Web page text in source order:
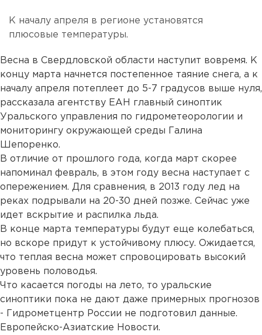
К началу апреля в регионе установятся
плюсовые температуры.
Весна в Свердловской области наступит вовремя. К
концу марта начнется постепенное таяние снега, а к
началу апреля потеплеет до 5-7 градусов выше нуля,
рассказала агентству ЕАН главный синоптик
Уральского управления по гидрометеорологии и
мониторингу окружающей среды Галина
Шепоренко.
В отличие от прошлого года, когда март скорее
напоминал февраль, в этом году весна наступает с
опережением. Для сравнения, в 2013 году лед на
реках подрывали на 20-30 дней позже. Сейчас уже
идет вскрытие и распилка льда.
В конце марта температуры будут еще колебаться,
но вскоре придут к устойчивому плюсу. Ожидается,
что теплая весна может спровоцировать высокий
уровень половодья.
Что касается погоды на лето, то уральские
синоптики пока не дают даже примерных прогнозов
- Гидрометцентр России не подготовил данные.
Европейско-Азиатские Новости.